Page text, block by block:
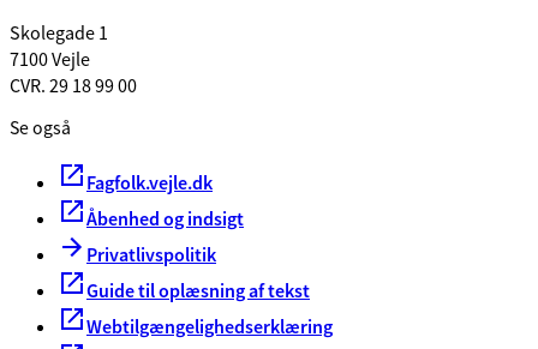
Skolegade 1
7100 Vejle
CVR. 29 18 99 00
Se også
Fagfolk.vejle.dk
Åbenhed og indsigt
Privatlivspolitik
Guide til oplæsning af tekst
Webtilgængelighedserklæring